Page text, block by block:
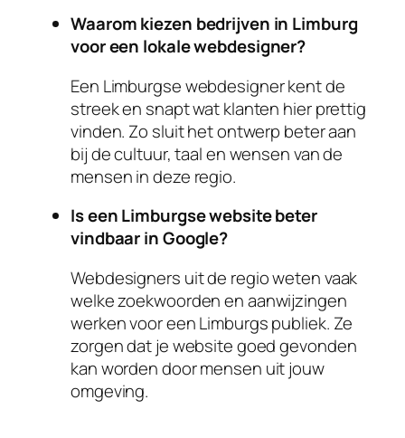
Waarom kiezen bedrijven in Limburg
voor een lokale webdesigner?
Een Limburgse webdesigner kent de
streek en snapt wat klanten hier prettig
vinden. Zo sluit het ontwerp beter aan
bij de cultuur, taal en wensen van de
mensen in deze regio.
Is een Limburgse website beter
vindbaar in Google?
Webdesigners uit de regio weten vaak
welke zoekwoorden en aanwijzingen
werken voor een Limburgs publiek. Ze
zorgen dat je website goed gevonden
kan worden door mensen uit jouw
omgeving.